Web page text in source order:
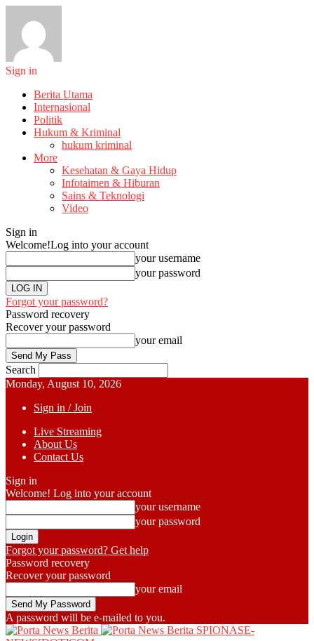
Sign in
Berita Utama
Internasional
Politik
Hukum & Kriminal
hukum kriminal
More
Kesehatan & Gaya Hidup
Infotaimen & Hiburan
Sains & Teknologi
Video
Sign in
Welcome!Log into your account
your username
your password
Forgot your password?
Password recovery
Recover your password
your email
Search
Monday, August 10, 2026
Sign in / Join
Live Streaming
About Us
Contact Us
Sign in
Welcome! Log into your account
your username
your password
Forgot your password? Get help
Password recovery
Recover your password
your email
A password will be e-mailed to you.
SPIONASE-